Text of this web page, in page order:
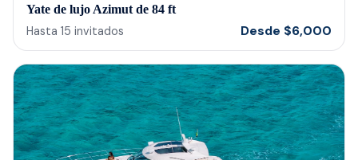
us
our
Yate de lujo Azimut de 84 ft
Hasta 15 invitados Desde $6,000